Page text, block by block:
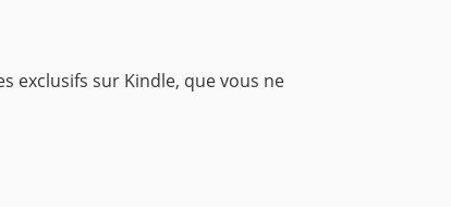
exclusifs sur Kindle, que vous ne